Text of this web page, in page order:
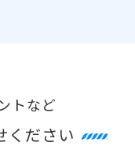
トなど
ください